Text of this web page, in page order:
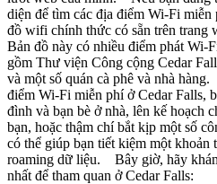
diện để tìm các địa điểm Wi-Fi miễn
đồ wifi chính thức có sẵn trên trang
Bản đồ này có nhiều điểm phát Wi-
gồm Thư viện Công cộng Cedar
và một số quán cà phê và nhà
điểm Wi-Fi miễn phí ở Cedar Falls,
đình và bạn bè ở nhà, lên kế hoạch
bạn, hoặc thậm chí bắt kịp một số
có thể giúp bạn tiết kiệm một khoản
roaming dữ liệu. Bây giờ, hãy
nhất để tham quan ở Cedar Falls: